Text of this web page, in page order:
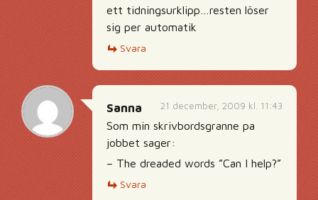
ett tidningsurklipp…resten löser
sig per automatik
Svara
21 december, 2009 kl. 11:43
Sanna
Som min skrivbordsgranne pa
jobbet sager:
– The dreaded words ”Can I help?”
Svara